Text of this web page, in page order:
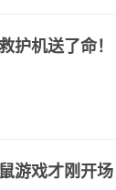
护机送了命！
游戏才刚开场